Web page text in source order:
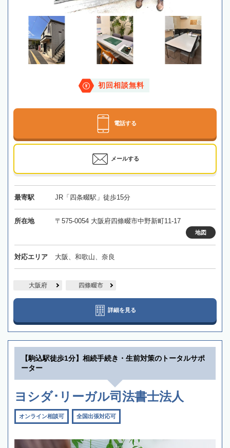
初回相談無料
電話する
メールする
最寄駅 JR「四条畷駅」徒歩15分
所在地 〒575-0054 大阪府四條畷市中野新町11-17
地図
対応エリア 大阪、和歌山、奈良
大阪府 四條畷市
詳細を見る
【駒込駅徒歩1分】相続手続き・生前対策のトータルサポ
ーター
ヨシダ･リーガル司法書士法人
オンライン相談可 全国出張対応可